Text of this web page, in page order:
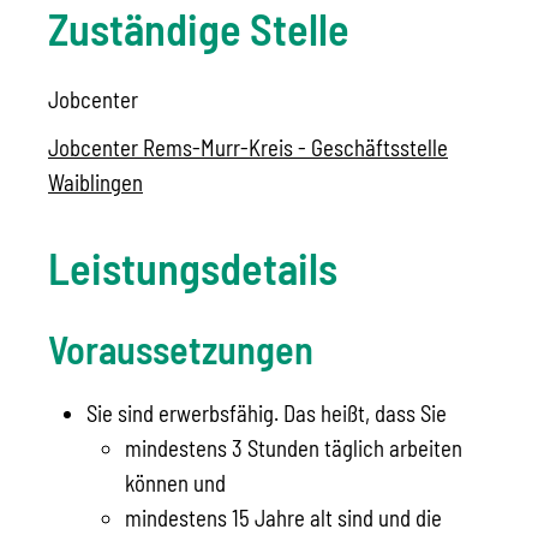
Zuständige Stelle
Jobcenter
Jobcenter Rems-Murr-Kreis - Geschäftsstelle
Waiblingen
Leistungsdetails
Voraussetzungen
Sie sind erwerbsfähig. Das heißt, dass Sie
mindestens 3 Stunden täglich arbeiten
können und
mindestens 15 Jahre alt sind und die